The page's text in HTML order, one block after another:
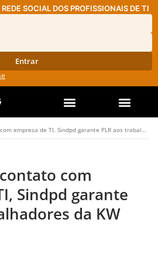
REDE SOCIAL DOS PROFISSIONAIS DE TI
Entrar
de TI, Sindpd garante PLR aos trabalhadores da KW Consultoria
com
Sindpd garante
da KW